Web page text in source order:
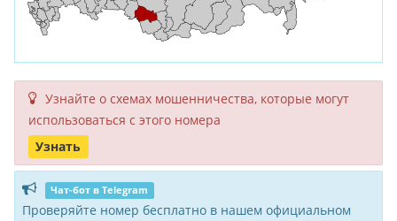
Узнайте о схемах мошенни­чества, кото­рые могут
исполь­зоваться с этого номера
Узнать
Чат-бот в Telegram
Проверяйте номер бесплатно в нашем официальном